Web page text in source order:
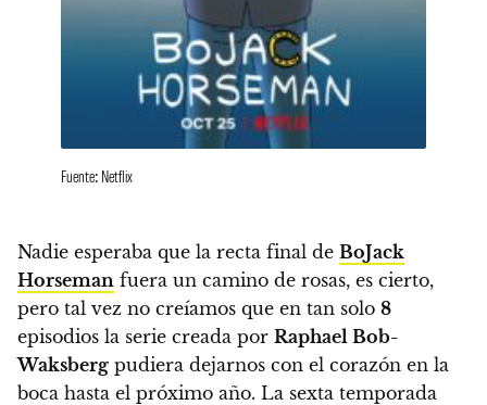
Fuente: Netflix
Nadie esperaba que la recta final de BoJack
Horseman fuera un camino de rosas, es cierto,
pero tal vez no creíamos que en tan solo 8
episodios la serie creada por Raphael Bob-
Waksberg pudiera dejarnos con el corazón en la
boca hasta el próximo año. La sexta temporada